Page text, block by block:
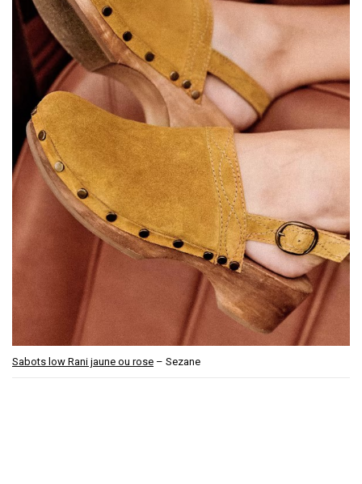
Sabots low Rani jaune ou rose – Sezane